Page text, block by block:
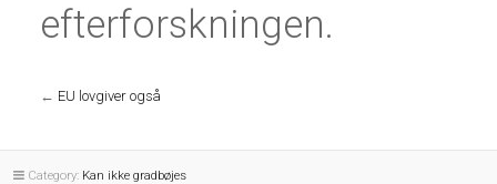
efterforskningen.
← EU lovgiver også
Category: Kan ikke gradbøjes